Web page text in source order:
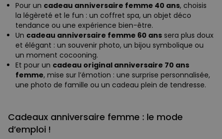
Pour un cadeau anniversaire femme 40 ans, choisis
la légèreté et le fun : un coffret spa, un objet déco
tendance ou une expérience bien-être.
Un cadeau anniversaire femme 60 ans sera plus doux
et élégant : un souvenir photo, un bijou symbolique ou
un moment cocooning.
Et pour un cadeau original anniversaire 70 ans
femme, mise sur l’émotion : une surprise personnalisée,
une photo de famille ou un cadeau plein de tendresse.
Cadeaux anniversaire femme : le mode
d’emploi !